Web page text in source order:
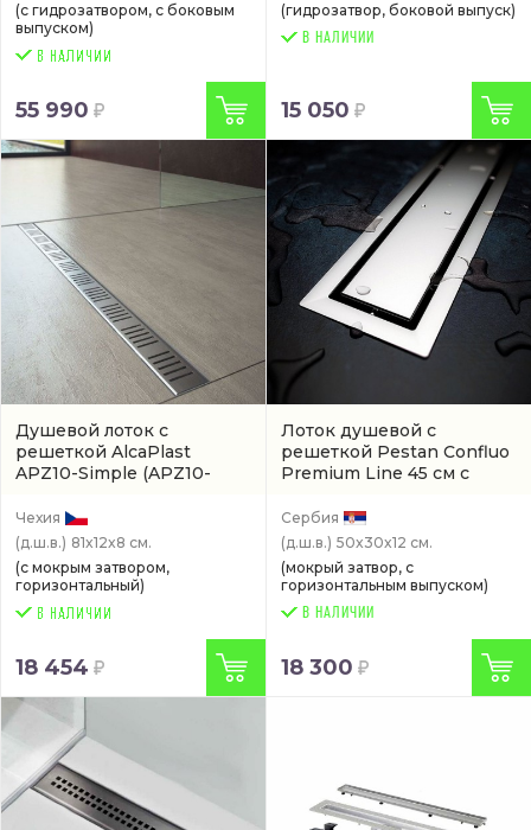
(с гидрозатвором, с боковым
выпуском)
55 990
(гидрозатвор, боковой выпуск)
В НАЛИЧИИ
15 050
Душевой лоток с
решеткой AlcaPlast
APZ10-Simple (APZ10-
Чехия
(д.ш.в.) 81x12x8 см.
(с мокрым затвором,
горизонтальный)
18 454
Лоток душевой с
решеткой Pestan Confluo
Premium Line 45 см с
(13100002)
Сербия
(д.ш.в.) 50x30x12 см.
(мокрый затвор, с
горизонтальным выпуском)
В НАЛИЧИИ
18 300